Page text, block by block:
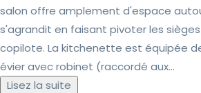
salon offre amplement d'espace
s'agrandit en faisant pivoter les
copilote. La kitchenette est équipée
évier avec robinet (raccordé aux...
Lisez la suite